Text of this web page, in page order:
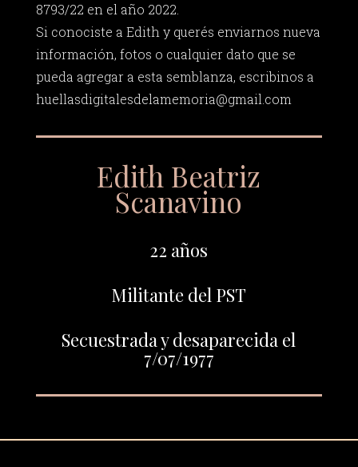
8793/22 en el año 2022.
Si conociste a Edith y querés enviarnos nueva
información, fotos o cualquier dato que se
pueda agregar a esta semblanza, escribinos a
huellasdigitalesdelamemoria@gmail.com
Edith Beatriz
Scanavino
22 años
Militante del PST
Secuestrada y desaparecida el
7/07/1977